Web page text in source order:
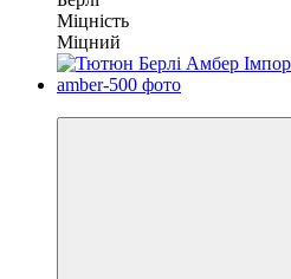
Міцність
Міцний